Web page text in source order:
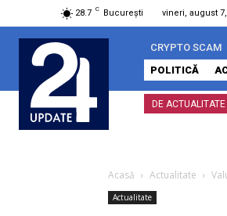
28.7 C București vineri, august
CRYPTO SCAM
POLITICĂ
DE ACTUALITATE
Acasă Actualitate
Actualitate